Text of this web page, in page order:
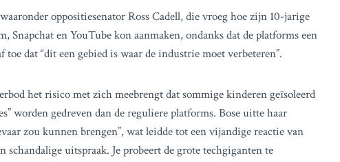
oppositiesenator Ross Cadell, die vroeg hoe zijn 10-jarige
Snapchat en YouTube kon aanmaken, ondanks dat de platforms een
dat “dit een gebied is waar de industrie moet verbeteren”.
het risico met zich meebrengt dat sommige kinderen geïsoleerd
worden gedreven dan de reguliere platforms. Bose uitte haar
zou kunnen brengen”, wat leidde tot een vijandige reactie van
schandalige uitspraak. Je probeert de grote techgiganten te